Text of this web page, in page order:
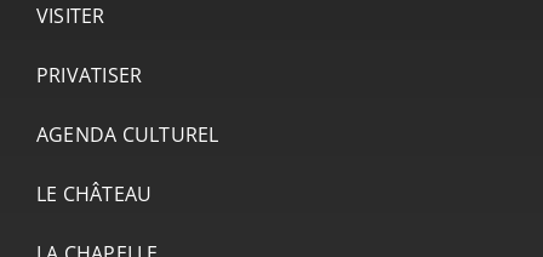
VISITER
PRIVATISER
AGENDA CULTUREL
LE CHÂTEAU